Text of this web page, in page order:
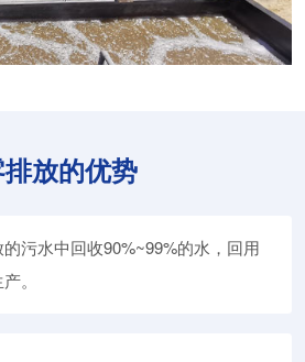
放的优势
污水中回收90%~99%的水，回用
。